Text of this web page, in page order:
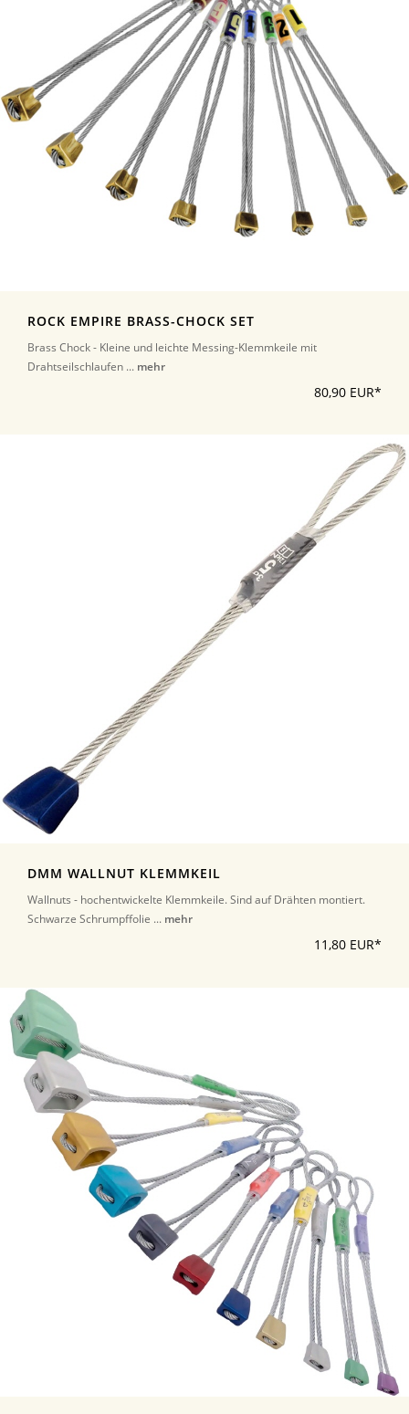
ROCK EMPIRE BRASS-CHOCK SET
Brass Chock - Kleine und leichte Messing-Klemmkeile mit
Drahtseilschlaufen ... mehr
80,90 EUR*
DMM WALLNUT KLEMMKEIL
Wallnuts - hochentwickelte Klemmkeile. Sind auf Drähten montiert.
Schwarze Schrumpffolie ... mehr
11,80 EUR*